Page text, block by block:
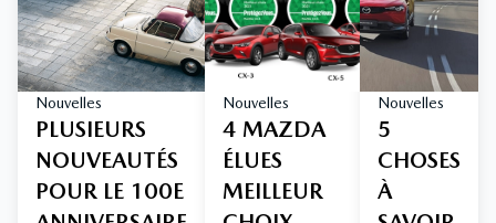
Nouvelles
PLUSIEURS
NOUVEAUTÉS
POUR LE 100E
Nouvelles
4 MAZDA
ÉLUES
MEILLEUR
Nouvelles
5
CHOSES
À